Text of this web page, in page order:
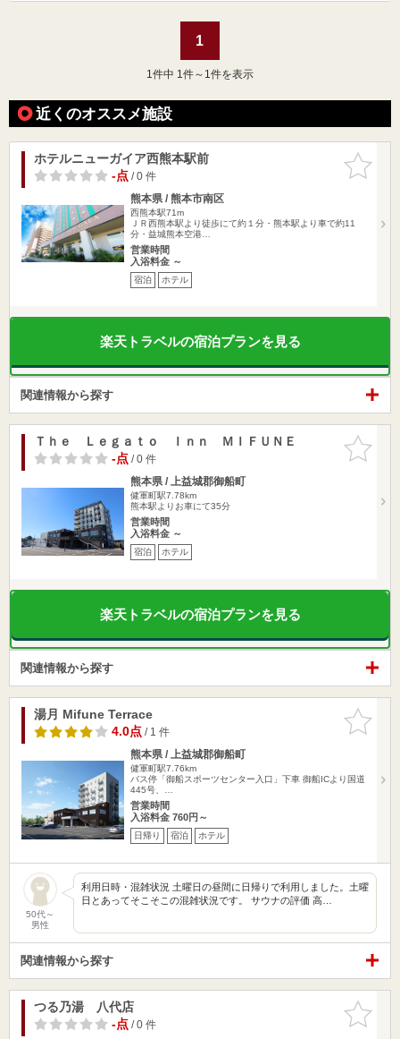
1
1 件中 1件～1件を表示
近くのオススメ施設
お気に入
りに追加
ホテルニューガイア西熊本駅前
-点/ 0 件
熊本県 / 熊本市南区
西熊本駅71m
ＪＲ西熊本駅より徒歩にて約１分・熊本駅より車で約11
分・益城熊本空港…
営業時間
入浴料金 ～
宿泊 ホテル
楽天トラベルの宿泊プランを見る
関連情報から探す
お気に入
りに追加
Ｔｈｅ Ｌｅｇａｔｏ Ｉｎｎ ＭＩＦＵＮＥ
-点/ 0 件
熊本県 / 上益城郡御船町
健軍町駅7.78km
熊本駅よりお車にて35分
営業時間
入浴料金 ～
宿泊 ホテル
楽天トラベルの宿泊プランを見る
関連情報から探す
お気に入
りに追加
湯月 Mifune Terrace
4.0点/ 1 件
熊本県 / 上益城郡御船町
健軍町駅7.76km
バス停「御船スポーツセンター入口」下車 御船ICより国道
445号、…
営業時間
入浴料金 760円～
日帰り 宿泊 ホテル
50代～
男性
利用日時・混雑状況 土曜日の昼間に日帰りで利用しました。土曜
日とあってそこそこの混雑状況です。 サウナの評価 高…
関連情報から探す
お気に入
りに追加
つる乃湯 八代店
-点/ 0 件